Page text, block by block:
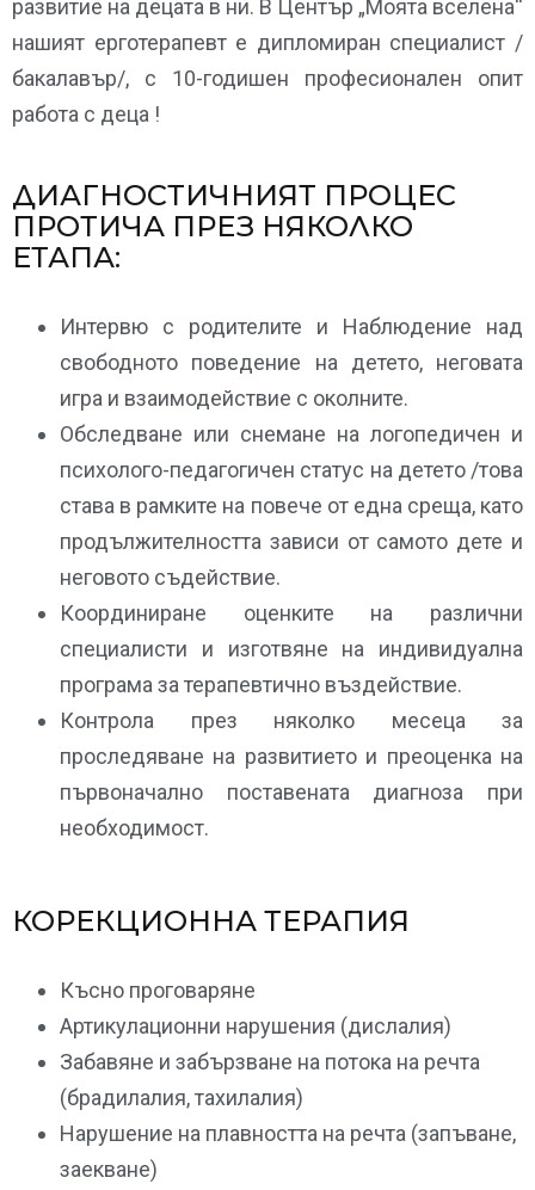
развитие на децата в ни. В Център „Моята вселена“
нашият ерготерапевт е дипломиран специалист /
бакалавър/, с 10-годишен професионален опит
работа с деца !
ДИАГНОСТИЧНИЯТ ПРОЦЕС
ПРОТИЧА ПРЕЗ НЯКОЛКО
ЕТАПА:
Интервю с родителите и Наблюдение над
свободното поведение на детето, неговата
игра и взаимодействие с околните.
Обследване или снемане на логопедичен и
психолого-педагогичен статус на детето /това
става в рамките на повече от една среща, като
продължителността зависи от самото дете и
неговото съдействие.
Координиране оценките на различни
специалисти и изготвяне на индивидуална
програма за терапевтично въздействие.
Контрола през няколко месеца за
проследяване на развитието и преоценка на
първоначално поставената диагноза при
необходимост.
КОРЕКЦИОННА ТЕРАПИЯ
Късно проговаряне
Артикулационни нарушения (дислалия)
Забавяне и забързване на потока на речта
(брадилалия, тахилалия)
Нарушение на плавността на речта (запъване,
заекване)